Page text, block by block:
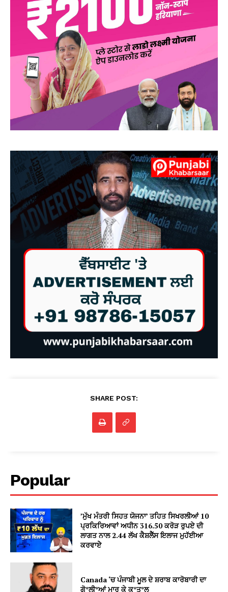
SHARE POST:
Popular
’ਮੁੱਖ ਮੰਤਰੀ ਸਿਹਤ ਯੋਜਨਾ’ ਤਹਿਤ ਸਿਖਰਲੀਆਂ 10
ਪ੍ਰਕਿਰਿਆਵਾਂ ਅਧੀਨ 316.50 ਕਰੋੜ ਰੁਪਏ ਦੀ
ਲਾਗਤ ਨਾਲ 2.44 ਲੱਖ ਕੈਸ਼ਲੈੱਸ ਇਲਾਜ ਮੁਹੱਈਆ
ਕਰਵਾਏੇ
Canada ‘ਚ ਪੰਜਾਬੀ ਮੂਲ ਦੇ ਸ਼ਰਾਬ ਕਾਰੋਬਾਰੀ ਦਾ
ਗੋ*ਲੀ*ਆਂ ਮਾਰ ਕੇ ਕ*ਤ*ਲ